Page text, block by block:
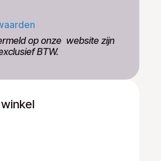
op onze ​website zijn
BTW.